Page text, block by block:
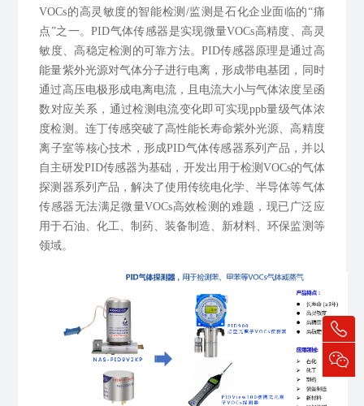
VOCs的高灵敏度的智能检测/监测是石化企业面临的“痛
点”之一。PID气体传感器是实现微量VOCs高精度、高灵
敏度、高稳定检测的可靠方法。PID传感器原理是通过高
能量紫外光源对气体分子进行电离，形成带电基团，同时
通过高压电极形成电离电流，且电流大小与气体浓度呈函
数对应关系，通过检测电流变化即可实现ppb量级气体浓
度检测。连丁传感突破了高性能长寿命紫外光源、高精度
离子室等核心技术，形成PID气体传感器系列产品，并以
自主研发PID传感器为基础，开发出用于检测VOCs的气体
探测器系列产品， 解决了使用传统电化学、半导体等气体
传感器无法满足微量VOCs高效检测的难题， 现已广泛应
用于石油、化工、制药、装备制造、新材料、环保监测等
领域。